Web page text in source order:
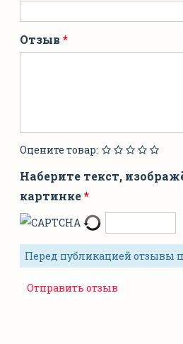
Отзыв
Оцените товар:
Наберите текст,
картинке
Перед публикацией отзывы